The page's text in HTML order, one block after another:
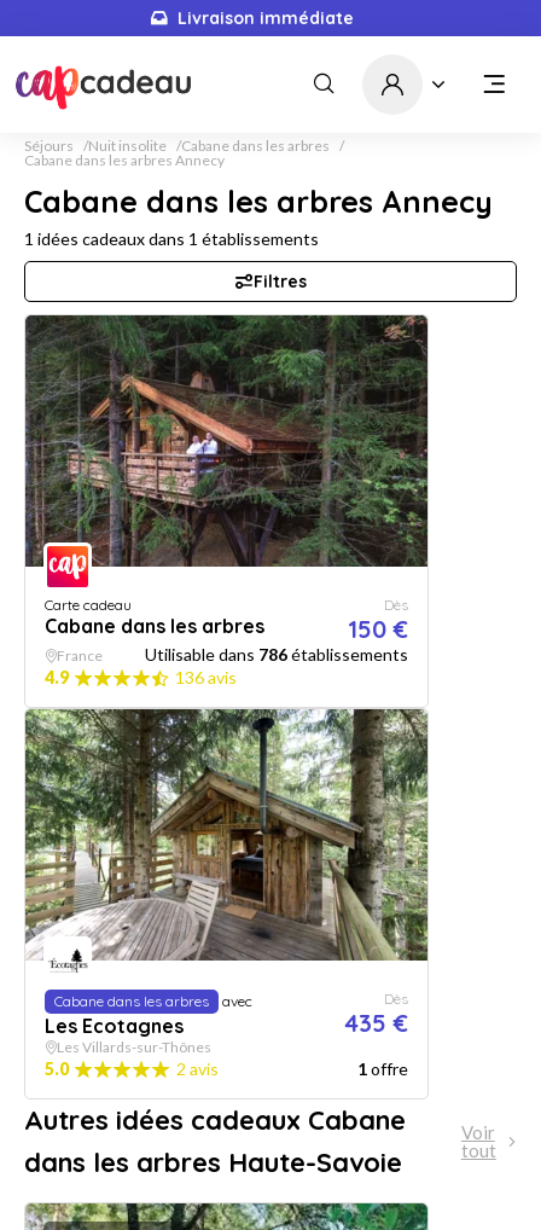
Livraison immédiate
Séjours Nuit insolite
Cabane dans les arbres
Cabane dans les arbres Annecy
Cabane dans les arbres Annecy
1 idées cadeaux dans 1 établissements
Filtres
Carte cadeau
Cabane dans les arbres
Dès
150 €
France Utilisable dans 786établissements
4.9
136 avis
Cabane dans les arbres avec
Les Ecotagnes
Dès
435 €
Les Villards-sur-Thônes
5.0 2 avis 1offre
Autres idées cadeaux Cabane
dans les arbres Haute-Savoie
Voir
tout